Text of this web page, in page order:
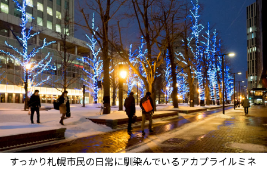
すっかり札幌市民の日常に馴染んでいるアカプライルミネ